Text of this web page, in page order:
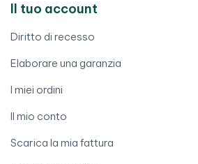
Il tuo account
Diritto di recesso
Elaborare una garanzia
I miei ordini
Il mio conto
Scarica la mia fattura